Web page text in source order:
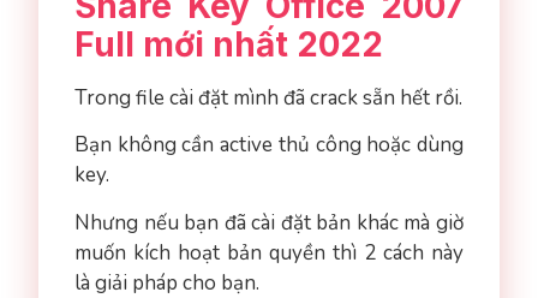
Full mới nhất 2022
Trong file cài đặt mình đã crack sẵn hết rồi.
Bạn không cần active thủ công hoặc dùng
key.
Nhưng nếu bạn đã cài đặt bản khác mà giờ
muốn kích hoạt bản quyền thì 2 cách này
là giải pháp cho bạn.